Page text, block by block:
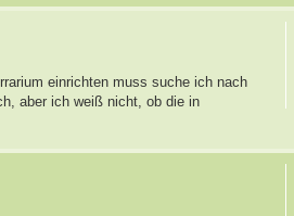
einrichten muss suche ich nach
aber ich weiß nicht, ob die in